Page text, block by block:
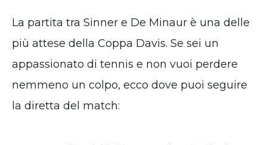
La partita tra Sinner e De Minaur è una delle
più attese della Coppa Davis. Se sei un
appassionato di tennis e non vuoi perdere
nemmeno un colpo, ecco dove puoi seguire
la diretta del match: